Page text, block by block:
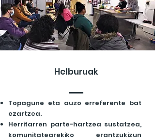
Helburuak
Topagune eta auzo erreferente bat
ezartzea.
Herritarren parte-hartzea sustatzea,
komunitatearekiko erantzukizun